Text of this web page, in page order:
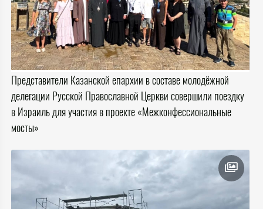
Представители Казанской епархии в составе молодёжной
делегации Русской Православной Церкви совершили поездку
в Израиль для участия в проекте «Межконфессиональные
мосты»